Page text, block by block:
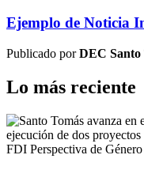
Ejemplo de Noticia
Publicado porDEC Santo
Lo más reciente
FDI Perspectiva de Género